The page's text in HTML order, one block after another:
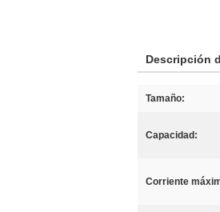
Descripción
Tamaño:
Capacidad:
Corriente